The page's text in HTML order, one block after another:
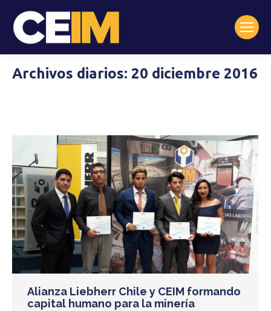
Archivos diarios: 20 diciembre 2016
Alianza Liebherr Chile y CEIM formando
capital humano para la minería